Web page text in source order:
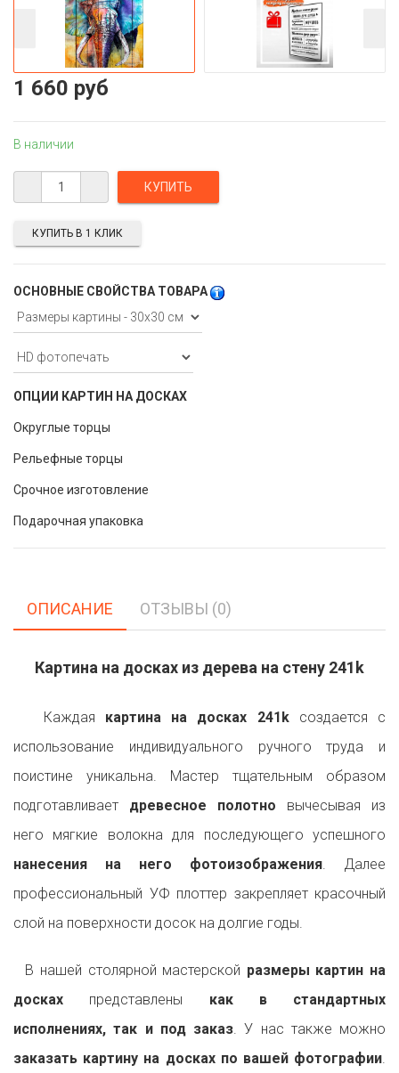
1 660 руб
В наличии
ОСНОВНЫЕ СВОЙСТВА ТОВАРА
ОПЦИИ КАРТИН НА ДОСКАХ
Округлые торцы
Рельефные торцы
Срочное изготовление
Подарочная упаковка
КУПИТЬ В 1 КЛИК
ОПИСАНИЕ ОТЗЫВЫ (0)
Картина на досках из дерева на стену 241k
Каждая картина на досках 241kсоздается с
использование индивидуального ручного труда и
поистине уникальна. Мастер тщательным образом
подготавливает древесное полотно вычесывая из
него мягкие волокна для последующего успешного
нанесения на него фотоизображения. Далее
профессиональный УФ плоттер закрепляет красочный
слой на поверхности досок на долгие годы.
В нашей столярной мастерской размеры картин на
досках представлены как в стандартных
исполнениях, так и под заказ. У нас также можно
заказать картину на досках по вашей фотографии.